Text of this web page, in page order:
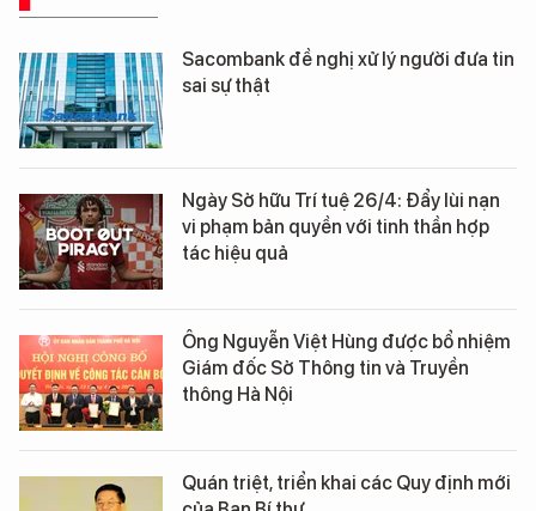
Sacombank đề nghị xử lý người đưa tin
sai sự thật
Ngày Sở hữu Trí tuệ 26/4: Đẩy lùi nạn
vi phạm bản quyền với tinh thần hợp
tác hiệu quả
Ông Nguyễn Việt Hùng được bổ nhiệm
Giám đốc Sở Thông tin và Truyền
thông Hà Nội
Quán triệt, triển khai các Quy định mới